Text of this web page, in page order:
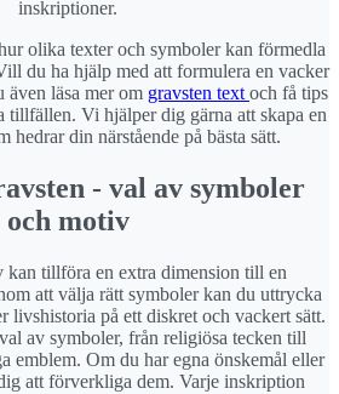
inskriptioner.
olika texter och symboler kan förmedla
du ha hjälp med att formulera en vacker
även läsa mer om gravsten text och få tips
tillfällen. Vi hjälper dig gärna att skapa en
hedrar din närstående på bästa sätt.
- val av symboler
och motiv
kan tillföra en extra dimension till en
att välja rätt symboler kan du uttrycka
livshistoria på ett diskret och vackert sätt.
av symboler, från religiösa tecken till
emblem. Om du har egna önskemål eller
att förverkliga dem. Varje inskription